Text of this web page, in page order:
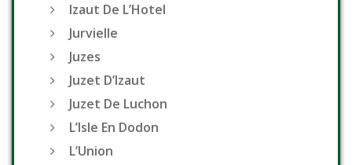
Izaut De L’Hotel
Jurvielle
Juzes
Juzet D’Izaut
Juzet De Luchon
L’Isle En Dodon
L’Union